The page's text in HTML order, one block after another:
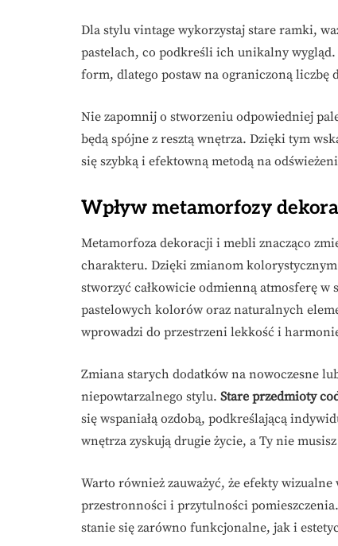
Dla stylu vintage wykorzystaj stare ramki,
pastelach, co podkreśli ich unikalny
form, dlatego postaw na ograniczoną liczbę
Nie zapomnij o stworzeniu odpowiedniej
będą spójne z resztą wnętrza. Dzięki tym
się szybką i efektowną metodą na
Wpływ metamorfozy
Metamorfoza dekoracji i mebli znacząco
charakteru. Dzięki zmianom
stworzyć całkowicie odmienną atmosferę w
pastelowych kolorów oraz naturalnych
wprowadzi do przestrzeni lekkość i
Zmiana starych dodatków na nowoczesne
niepowtarzalnego stylu. Stare przedmioty
się wspaniałą ozdobą, podkreślającą
wnętrza zyskują drugie życie, a Ty nie
Warto również zauważyć, że efekty
przestronności i przytulności
stanie się zarówno funkcjonalne, jak i